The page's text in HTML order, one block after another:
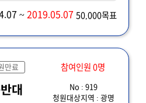
~2019.05.07 50,000목표
만료 참여인원 0명
대
No : 919
청원대상지역 : 광명